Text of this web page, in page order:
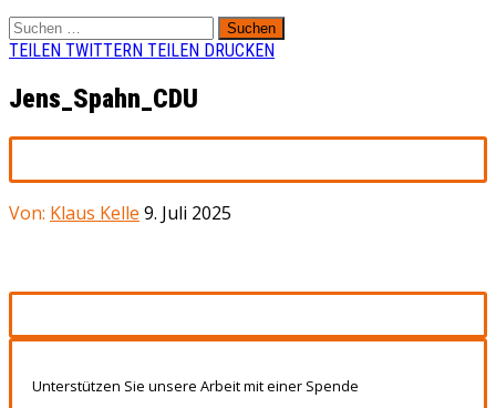
Suchen
nach:
TEILEN TWITTERN TEILEN DRUCKEN
Jens_Spahn_CDU
Von: Klaus Kelle 9. Juli 2025
Unterstützen Sie unsere Arbeit mit einer Spende